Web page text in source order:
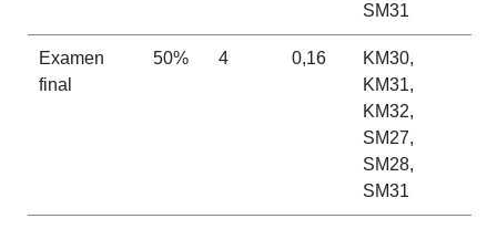
SM31
Examen
final
50% 4 0,16
KM30,
KM31,
KM32,
SM27,
SM28,
SM31